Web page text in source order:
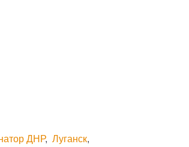
ДНР,Луганск,